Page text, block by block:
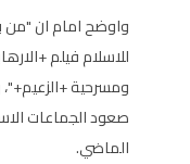
واوضح امام ان "من
للاسلام فيلم
ومسرحية
صعود الجماعات
الماضي.